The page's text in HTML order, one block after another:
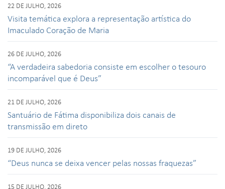
22 DE JULHO, 2026
Visita temática explora a representação artística do
Imaculado Coração de Maria
26 DE JULHO, 2026
“A verdadeira sabedoria consiste em escolher o tesouro
incomparável que é Deus”
21 DE JULHO, 2026
Santuário de Fátima disponibiliza dois canais de
transmissão em direto
19 DE JULHO, 2026
“Deus nunca se deixa vencer pelas nossas fraquezas”
15 DE JULHO, 2026